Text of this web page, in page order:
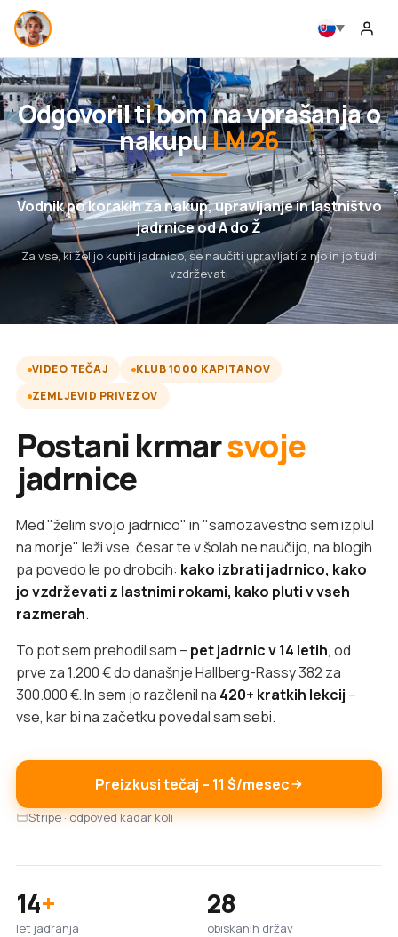
Odgovoril ti bom na vprašanja o
nakupuLM 26
Vodnik po korakih za nakup, upravljanje in lastništvo
jadrnice od A do Ž
Za vse, ki želijo kupiti jadrnico, se naučiti upravljati z njo in jo tudi
vzdrževati
VIDEO TEČAJ
KLUB 1000 KAPITANOV
ZEMLJEVID PRIVEZOV
Postani krmarsvoje
jadrnice
Med "želim svojo jadrnico" in "samozavestno sem izplul
na morje" leži vse, česar te v šolah ne naučijo, na blogih
pa povedo le po drobcih: kako izbrati jadrnico, kako
jo vzdrževati z lastnimi rokami, kako pluti v vseh
razmerah.
To pot sem prehodil sam – pet jadrnic v 14 letih, od
prve za 1.200 € do današnje Hallberg-Rassy 382 za
300.000 €. In sem jo razčlenil na 420+ kratkih lekcij –
vse, kar bi na začetku povedal sam sebi.
Preizkusi tečaj – 11 $/mesec
Stripe · odpoved kadar koli
14+
let jadranja
28
obiskanih držav